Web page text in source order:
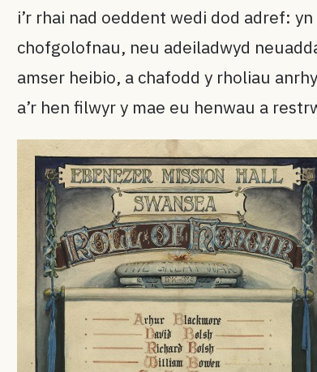
i’r rhai nad oeddent wedi dod adref:
chofgolofnau, neu adeiladwyd
amser heibio, a chafodd y rholiau
a’r hen filwyr y mae eu henwau a